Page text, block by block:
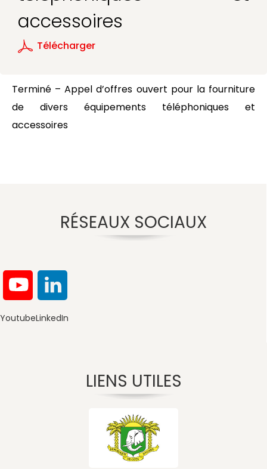
accessoires
Télécharger
Terminé – Appel d’offres ouvert pour la fourniture
de divers équipements téléphoniques et
accessoires
RÉSEAUX SOCIAUX
YoutubeLinkedIn
LIENS UTILES